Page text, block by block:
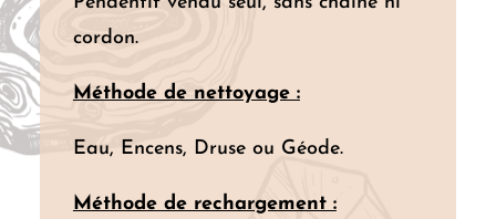
cordon.
Méthode de nettoyage :
Eau, Encens, Druse ou Géode.
Méthode de rechargement :